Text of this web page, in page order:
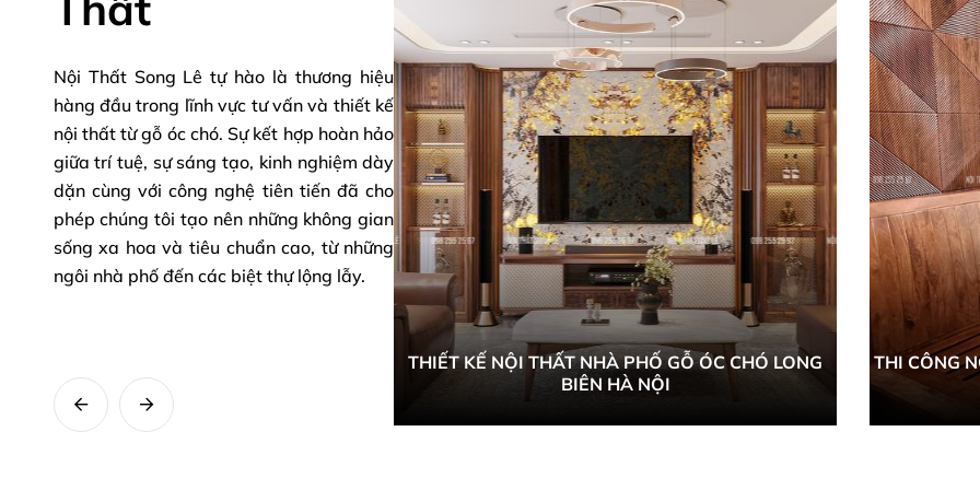
Nội Thất Song Lê tự hào là thương hiệu
hàng đầu trong lĩnh vực tư vấn và thiết kế
nội thất từ gỗ óc chó. Sự kết hợp hoàn hảo
giữa trí tuệ, sự sáng tạo, kinh nghiệm dày
dặn cùng với công nghệ tiên tiến đã cho
phép chúng tôi tạo nên những không gian
sống xa hoa và tiêu chuẩn cao, từ những
ngôi nhà phố đến các biệt thự lộng lẫy.
QUẢNG NINH
THIẾT KẾ NỘI THẤT NHÀ PHỐ GỖ ÓC CHÓ LONG
BIÊN HÀ NỘI
THI CÔNG